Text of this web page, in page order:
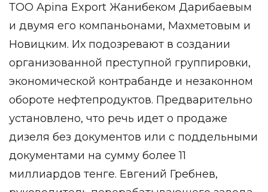
ТОО Apina Export Жанибеком Дарибаевым
и двумя его компаньонами, Махметовым и
Новицким. Их подозревают в создании
организованной преступной группировки,
экономической контрабанде и незаконном
обороте нефтепродуктов. Предварительно
установлено, что речь идет о продаже
дизеля без документов или с поддельными
документами на сумму более 11
миллиардов тенге. Евгений Гребнев,